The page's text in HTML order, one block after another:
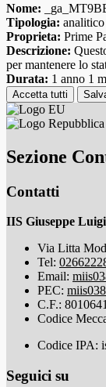
Nome:
Tipologia: analitico
Proprieta: Prime
Descrizione:
per mantenere lo
Durata: 1 anno 1
Accetta tutti
Sezione
Contatti
IIS Giuseppe
Via Litta
Tel:
Email:
PEC:
C.F.:
Codice
Codice IPA:
Seguici su